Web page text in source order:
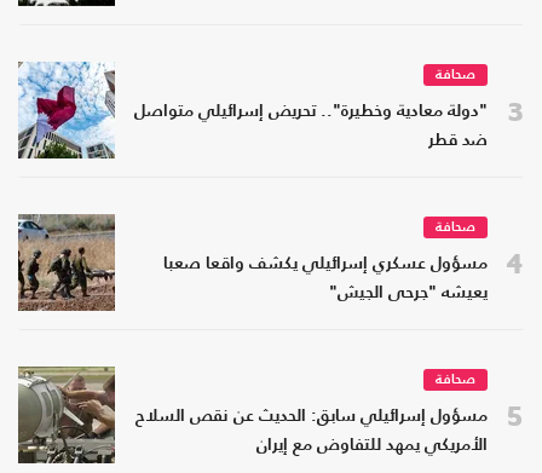
3
صحافة
"دولة معادية وخطيرة".. تحريض إسرائيلي متواصل
ضد قطر
4
صحافة
مسؤول عسكري إسرائيلي يكشف واقعا صعبا
يعيشه "جرحى الجيش"
5
صحافة
مسؤول إسرائيلي سابق: الحديث عن نقص السلاح
الأمريكي يمهد للتفاوض مع إيران